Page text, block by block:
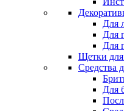
Для
Для
Для
Щетки для
Средства
Для